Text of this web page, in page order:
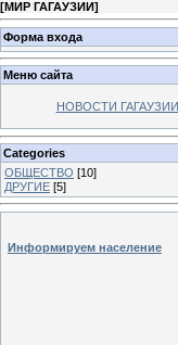
[МИР ГАГАУЗИИ]
Форма входа
Меню сайта
НОВОСТИ ГАГАУЗИИ
Categories
ОБЩЕСТВО [10]
ДРУГИЕ [5]
Информируем население